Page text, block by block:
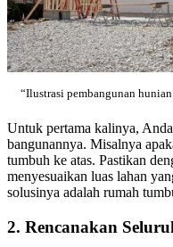
“Ilustrasi pembangunan
Untuk pertama kalinya,
bangunannya. Misalnya
tumbuh ke atas. Pastikan
menyesuaikan luas lahan
solusinya adalah rumah
2. Rencanakan